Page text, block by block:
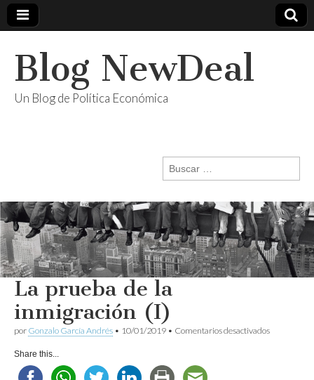
Blog NewDeal
Un Blog de Política Económica
Buscar:
La prueba de la
inmigración (I)
por Gonzalo García Andrés • 10/01/2019 • Comentarios desactivadosen
Share this...